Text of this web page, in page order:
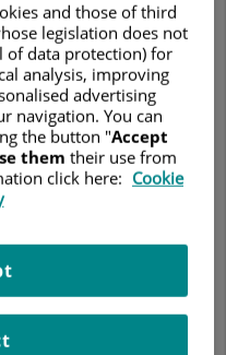
RUBER JUAN BRAVO
equipo de neurocirugía del
explica en qué
qué casos está
and those of third
legislation does not
of data protection) for
analysis, improving
advertising
navigation. You can
the button "Accept
them their use from
click here: Cookie